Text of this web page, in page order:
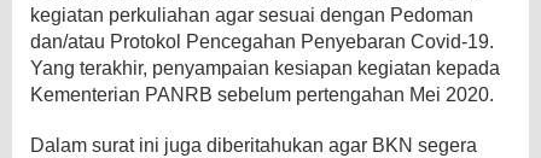
kegiatan perkuliahan agar sesuai dengan Pedoman
dan/atau Protokol Pencegahan Penyebaran Covid-19.
Yang terakhir, penyampaian kesiapan kegiatan kepada
Kementerian PANRB sebelum pertengahan Mei 2020.
Dalam surat ini juga diberitahukan agar BKN segera